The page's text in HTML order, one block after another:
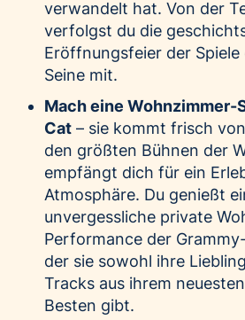
verwandelt hat. Von der
verfolgst du die
Eröffnungsfeier der
Seine mit.
Mach eine Wohnzimmer-
Cat – sie kommt frisch
den größten Bühnen der
empfängt dich für ein
Atmosphäre. Du genießt
unvergessliche private
Performance der
der sie sowohl ihre
Tracks aus ihrem
Besten gibt.